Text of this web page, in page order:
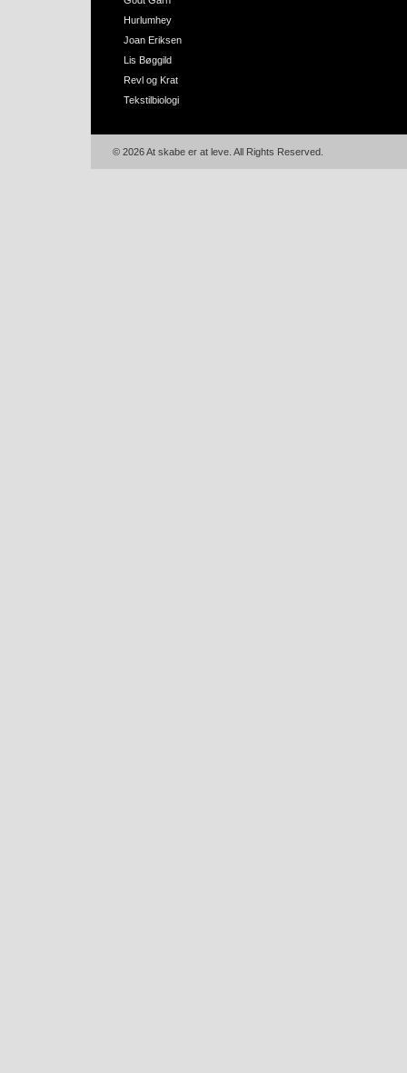
Hurlumhey
Joan Eriksen
Lis Bøggild
Revl og Krat
Tekstilbiologi
© 2026 At skabe er at leve. All Rights Reserved.